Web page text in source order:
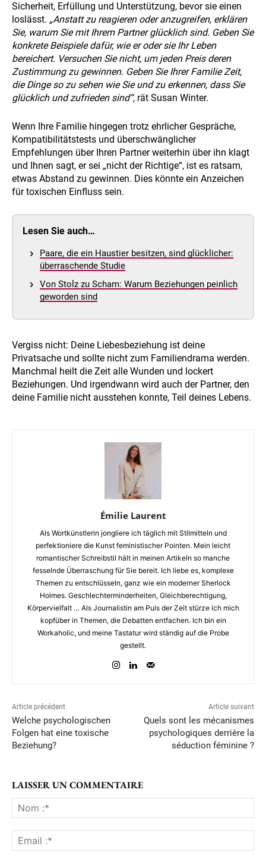
Sicherheit, Erfüllung und Unterstützung, bevor sie einen
loslässt. „Anstatt zu reagieren oder anzugreifen, erklären
Sie, warum Sie mit Ihrem Partner glücklich sind. Geben Sie
konkrete Beispiele dafür, wie er oder sie Ihr Leben
bereichert. Versuchen Sie nicht, um jeden Preis deren
Zustimmung zu gewinnen. Geben Sie Ihrer Familie Zeit,
die Dinge so zu sehen wie Sie und zu erkennen, dass Sie
glücklich und zufrieden sind“, rät Susan Winter.
Wenn Ihre Familie hingegen trotz ehrlicher Gespräche,
Kompatibilitätstests und überschwänglicher
Empfehlungen über Ihren Partner weiterhin über ihn klagt
und Ihnen sagt, er sei „nicht der Richtige“, ist es ratsam,
etwas Abstand zu gewinnen. Dies könnte ein Anzeichen
für toxischen Einfluss sein.
Lesen Sie auch…
Paare, die ein Haustier besitzen, sind glücklicher:
überraschende Studie
Von Stolz zu Scham: Warum Beziehungen peinlich
geworden sind
Vergiss nicht: Deine Liebesbeziehung ist deine
Privatsache und sollte nicht zum Familiendrama werden.
Manchmal heilt die Zeit alle Wunden und lockert
Beziehungen. Und irgendwann wird auch der Partner, den
deine Familie nicht ausstehen konnte, Teil deines Lebens.
Émilie Laurent
Als Wortkünstlerin jongliere ich täglich mit Stilmitteln und
perfektioniere die Kunst feministischer Pointen. Mein leicht
romantischer Schreibstil hält in meinen Artikeln so manche
fesselnde Überraschung für Sie bereit. Ich liebe es, komplexe
Themen zu entschlüsseln, ganz wie ein moderner Sherlock
Holmes. Geschlechterminderheiten, Gleichberechtigung,
Körpervielfalt … Als Journalistin am Puls der Zeit stürze ich mich
kopfüber in Themen, die Debatten entfachen. Ich bin ein
Workaholic, und meine Tastatur wird ständig auf die Probe
gestellt.
Article précédent
Welche psychologischen
Folgen hat eine toxische
Beziehung?
Article suivant
Quels sont les mécanismes
psychologiques derrière la
séduction féminine ?
LAISSER UN COMMENTAIRE
:*
:*